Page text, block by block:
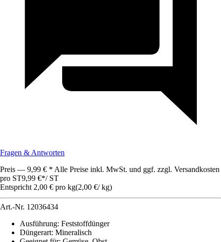
Fragen & Antworten
Preis — 9,99 € * Alle Preise inkl. MwSt. und ggf. zzgl. Versandkosten
pro ST9,99 €*/ ST
Entspricht 2,00 € pro kg(2,00 €/ kg)
Art.-Nr. 12036434
Ausführung: Feststoffdünger
Düngerart: Mineralisch